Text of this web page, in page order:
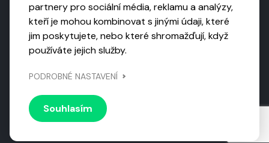
Toto dílo podléhá licenci CC BY-NC-ND
Uveďte původ, neužívejte komerčně, nezpracovávejte.
Národní knihovnou ČR
© 2026 Visiongame. Všechna práva vyhrazena.
partnery pro sociální média, reklamu a analýzy,
kteří je mohou kombinovat s jinými údaji, které
jim poskytujete, nebo které shromažďují, když
používáte jejich služby.
PODROBNÉ NASTAVENÍ
Souhlasím